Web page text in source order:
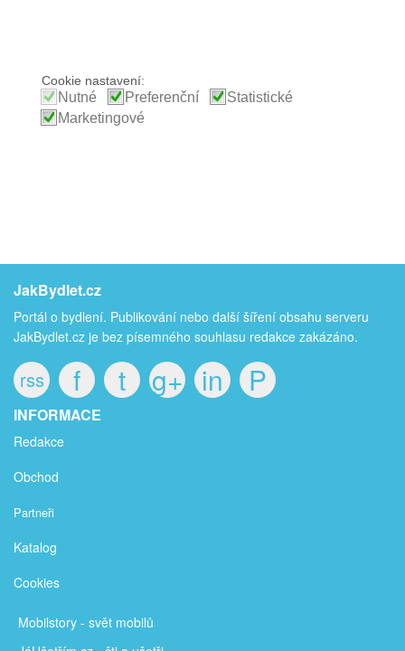
JakBydlet.cz
Portál o bydlení. Publikování nebo další šíření obsahu serveru
JakBydlet.cz je bez písemného souhlasu redakce zakázáno.
rss f t g+ in P
INFORMACE
Redakce
Obchod
Partneři
Katalog
Cookies
Mobilstory - svět mobilů
Cookie nastavení:
Nutné Preferenční
Statistické
Marketingové